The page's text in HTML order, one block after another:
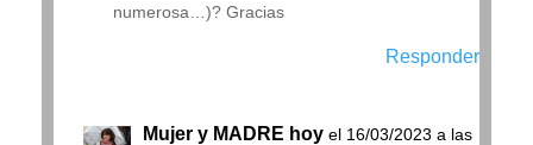
numerosa…)? Gracias
Responder
Mujer y MADRE hoy el 16/03/2023 a las